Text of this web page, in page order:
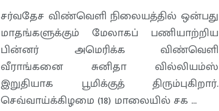
சர்வதேச விண்வெளி நிலையத்தில் ஒன்பது
மாதங்களுக்கும் மேலாகப் பணியாற்றிய
பின்னர் அமெரிக்க விண்வெளி
வீராங்கனை சுனிதா வில்லியம்ஸ்
இறுதியாக பூமிக்குத் திரும்புகிறார்.
செவ்வாய்க்கிழமை (18) மாலையில் சக ...